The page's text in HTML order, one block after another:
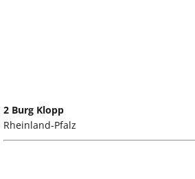
2 Burg Klopp
Rheinland-Pfalz